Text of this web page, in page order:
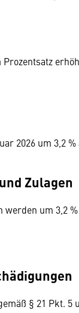
2026 um 3,2 %
Zulagen
um 3,2
§ 21 Pkt. 5